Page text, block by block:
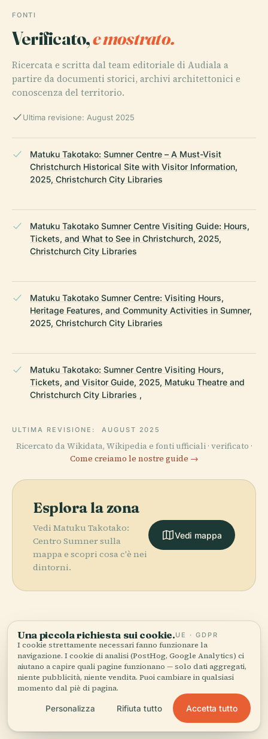
FONTI
Verificato,e mostrato.
Ricercata e scritta dal team editoriale di Audiala a
partire da documenti storici, archivi architettonici e
conoscenza del territorio.
Ultima revisione: August 2025
Matuku Takotako: Sumner Centre – A Must-Visit
Christchurch Historical Site with Visitor Information,
2025, Christchurch City Libraries
Matuku Takotako Sumner Centre Visiting Guide: Hours,
Tickets, and What to See in Christchurch, 2025,
Christchurch City Libraries
Matuku Takotako Sumner Centre: Visiting Hours,
Heritage Features, and Community Activities in Sumner,
2025, Christchurch City Libraries
Matuku Takotako: Sumner Centre Visiting Hours,
Tickets, and Visitor Guide, 2025, Matuku Theatre and
Christchurch City Libraries ,
ULTIMA REVISIONE: AUGUST 2025
Ricercato da Wikidata, Wikipedia e fonti ufficiali · verificato ·
Come creiamo le nostre guide →
Esplora la zona
Vedi Matuku Takotako:
Centro Sumner sulla
mappa e scopri cosa c'è nei
dintorni.
Vedi mappa
More inChristchurch.
32 luoghi da scoprire — alcuni da abbinare.
PLACE
Giardini
Botanici di
Christchurch
PLACE
Christchurch
Art Gallery
PLACE
Museo di
Canterbury
PLACE
Sala Civica di
Christchurch
Una piccola richiesta sui cookie.UE · GDPR
I cookie strettamente necessari fanno funzionare la
navigazione. I cookie di analisi (PostHog, Google Analytics) ci
aiutano a capire quali pagine funzionano — solo dati aggregati,
niente pubblicità, niente vendita. Puoi cambiare in qualsiasi
momento dal piè di pagina.
Personalizza Rifiuta tutto Accetta tutto